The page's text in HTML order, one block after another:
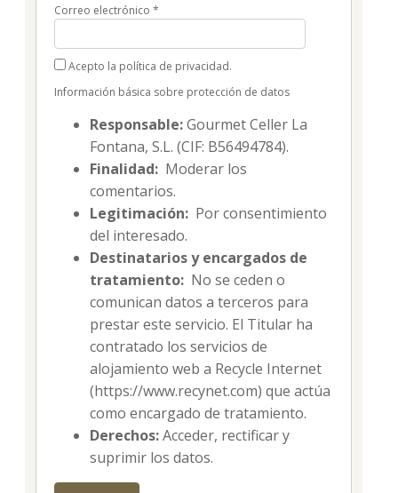
Correo electrónico *
Acepto la política de privacidad.
Información básica sobre protección de datos
Responsable:Gourmet Celler La
Fontana, S.L. (CIF: B56494784).
Finalidad: Moderar los
comentarios.
Legitimación: Por consentimiento
del interesado.
Destinatarios y encargados de
tratamiento: No se ceden o
comunican datos a terceros para
prestar este servicio. El Titular ha
contratado los servicios de
alojamiento web a Recycle Internet
(https://www.recynet.com) que actúa
como encargado de tratamiento.
Derechos:Acceder, rectificar y
suprimir los datos.